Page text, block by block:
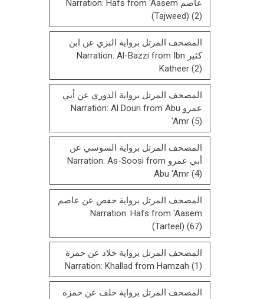
عاصم Narration: Hafs from 'Aasem
(Tajweed) (2)
المصحف المرتل برواية البزي عن ابن
كثير Narration: Al-Bazzi from Ibn
Katheer (2)
المصحف المرتل برواية الدوري عن أبي
عمرو Narration: Al Douri from Abu
'Amr (5)
المصحف المرتل برواية السوسي عن
أبي عمرو Narration: As-Soosi from
Abu 'Amr (4)
المصحف المرتل برواية حفص عن عاصم
Narration: Hafs from 'Aasem
(Tarteel) (67)
المصحف المرتل برواية خلاد عن حمزة
Narration: Khallad from Hamzah (1)
المصحف المرتل برواية خلف عن حمزة